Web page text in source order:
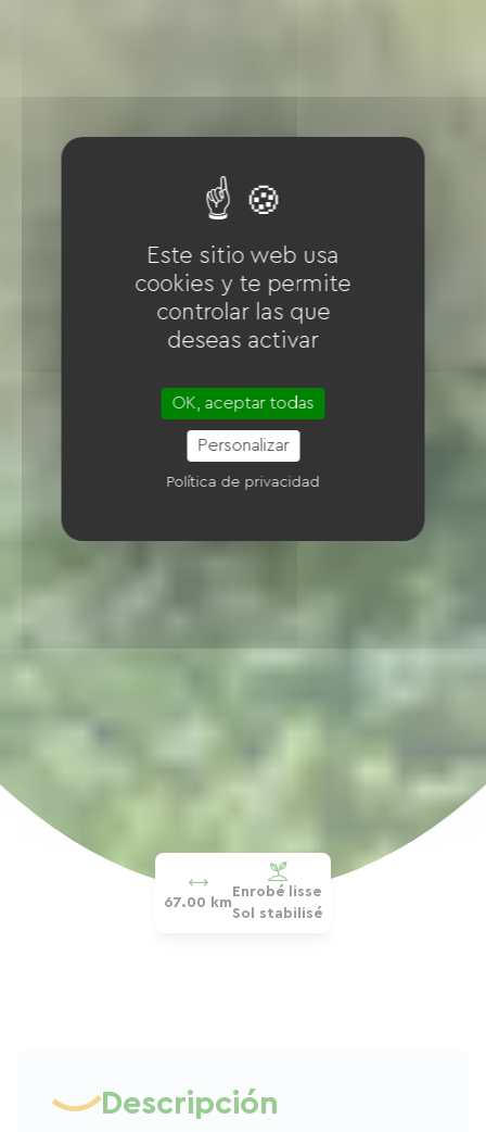
67.00 km
Enrobé lisse
Sol stabilisé
Descripción
Este sitio web usa
cookies y te permite
controlar las que
deseas activar
OK, aceptar todas
Personalizar
Política de privacidad